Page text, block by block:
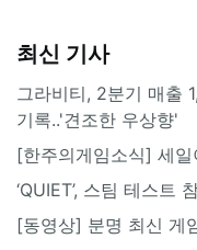
최신 기사
그라비티, 2분기 매출
기록..'견조한 우상향'
[한주의게임소식] 세
‘QUIET’, 스팀 테스트
[동영상] 분명 최신 게